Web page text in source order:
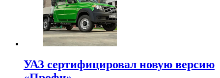
УАЗ сертифицировал новую версию